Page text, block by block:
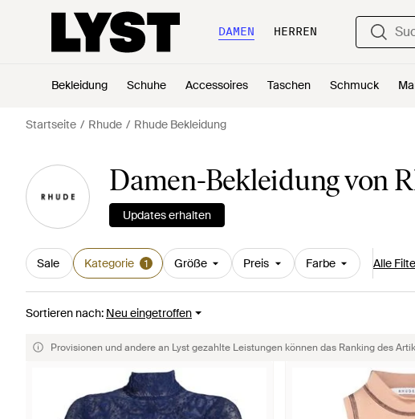
DAMEN HERREN
Bekleidung Schuhe Accessoires Taschen Schmuck
Startseite Rhude Rhude Bekleidung
Damen-Bekleidung von
Updates erhalten
Sale Kategorie 1 Größe Preis Farbe Alle
Sortieren nach: Neu eingetroffen
Provisionen und andere an Lyst gezahlte Leistungen können das Ranking des